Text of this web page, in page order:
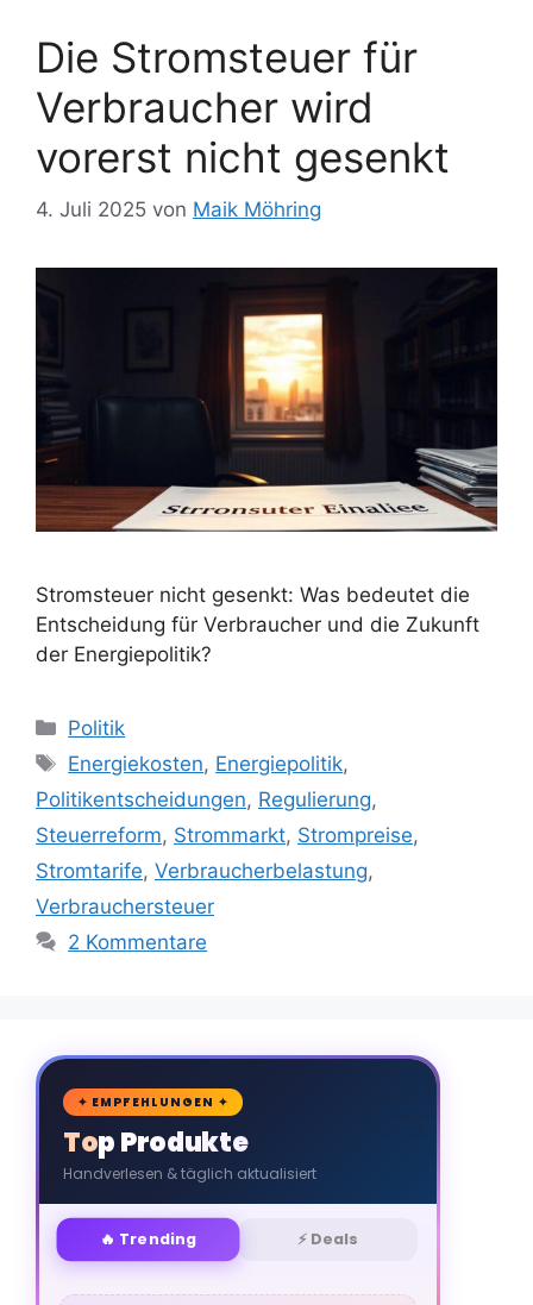
Die Stromsteuer für
Verbraucher wird
vorerst nicht gesenkt
4. Juli 2025 von Maik Möhring
Stromsteuer nicht gesenkt: Was bedeutet die
Entscheidung für Verbraucher und die Zukunft
der Energiepolitik?
Kategorien
Politik
Schlagwörter
Energiekosten, Energiepolitik,
Politikentscheidungen, Regulierung,
Steuerreform, Strommarkt, Strompreise,
Stromtarife, Verbraucherbelastung,
Verbrauchersteuer
2 Kommentare
🛒
✦ EMPFEHLUNGEN ✦
Top Produkte
Handverlesen & täglich aktualisiert
🔥 Trending ⚡ Deals